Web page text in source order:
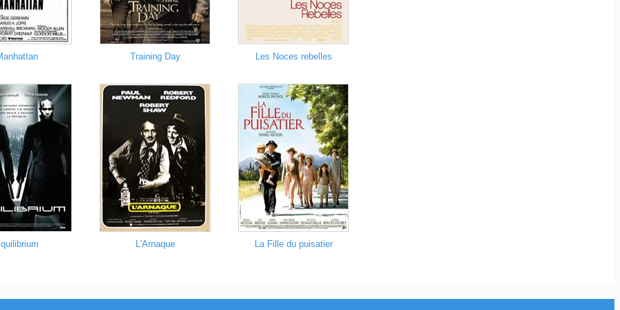
Training Day Les Noces rebelles
L'Arnaque La Fille du puisatier